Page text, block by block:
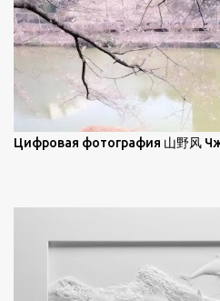
Брайан Шервин
заявив, что "Такаюки Харада
элегантность живописи с
некотором смысле, персонажи
зрителям незаконченный
уникальной манерой
просмотра всех работ,
Цифровая фотография 山野风